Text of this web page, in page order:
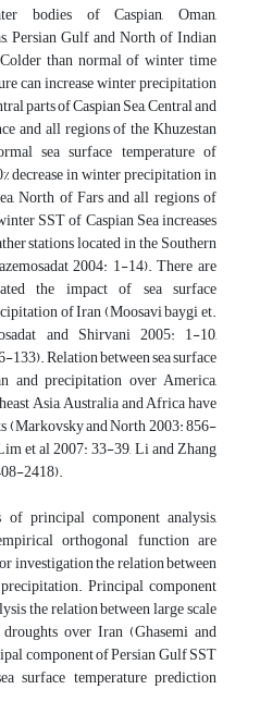
bodies of Caspian, Oman,
Persian Gulf and North of Indian
than normal of winter time
can increase winter precipitation
parts of Caspian Sea, Central and
and all regions of the Khuzestan
sea surface temperature of
decrease in winter precipitation in
North of Fars and all regions of
SST of Caspian Sea increases
stations located in the Southern
2004: 1-14). There are
the impact of sea surface
of Iran (Moosavi baygi et.
and Shirvani 2005: 1-10,
Relation between sea surface
and precipitation over America,
Asia, Australia and Africa have
(Markovsky and North 2003: 856-
et al 2007: 33-39, Li and Zhang
2418).
principal component analysis,
orthogonal function are
investigation the relation between
Principal component
the relation between large scale
over Iran (Ghasemi and
component of Persian Gulf SST
surface temperature prediction